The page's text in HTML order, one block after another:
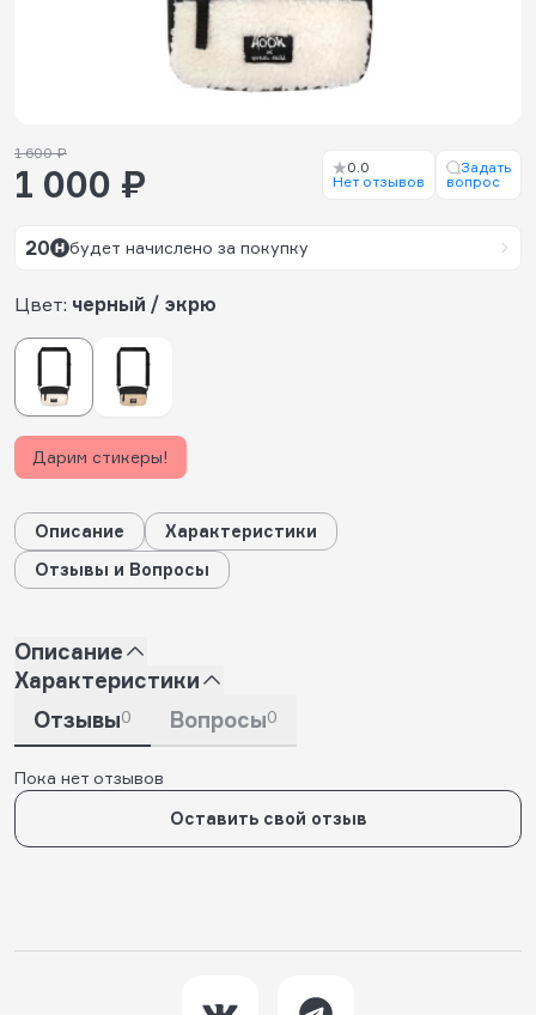
Цвет: черный / экрю
1 600 ₽
1 000 ₽
0.0
Нет отзывов
Задать
вопрос
20 будет начислено за покупку
Дарим стикеры!
Описание
Характеристики
Отзывы и Вопросы
Описание
Характеристики
Отзывы0 Вопросы0
Пока нет отзывов
Оставить свой отзыв